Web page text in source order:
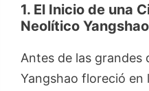
1. El Inicio de una
Neolítico Yangshao
Antes de las grandes
Yangshao floreció en